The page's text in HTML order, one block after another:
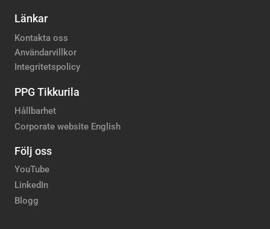
Länkar
Kontakta oss
Användarvillkor
Integritetspolicy
PPG Tikkurila
Hållbarhet
Corporate website English
Följ oss
YouTube
LinkedIn
Blogg